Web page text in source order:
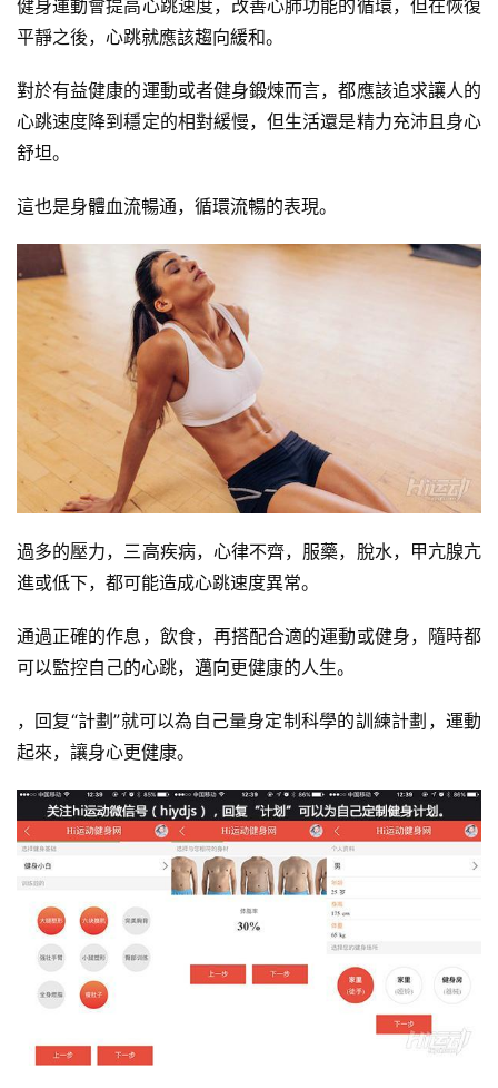
脂
計
有
氧
動
練
力
量
訓
練
增
肌
劃
伽
視
頻
健身運動會提高心跳速度，改善心肺功能的循環，但在恢復
平靜之後，心跳就應該趨向緩和。
對於有益健康的運動或者健身鍛煉而言，都應該追求讓人的
心跳速度降到穩定的相對緩慢，但生活還是精力充沛且身心
舒坦。
這也是身體血流暢通，循環流暢的表現。
過多的壓力，三高疾病，心律不齊，服藥，脫水，甲亢腺亢
進或低下，都可能造成心跳速度異常。
通過正確的作息，飲食，再搭配合適的運動或健身，隨時都
可以監控自己的心跳，邁向更健康的人生。
，回复“計劃”就可以為自己量身定制科學的訓練計劃，運動
起來，讓身心更健康。